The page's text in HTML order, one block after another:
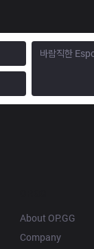
About OP.GG
Company